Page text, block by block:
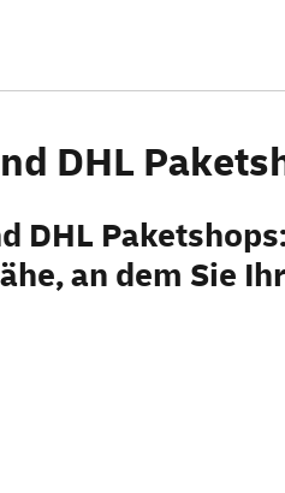
DHL
DHL Paketshops
an dem Sie